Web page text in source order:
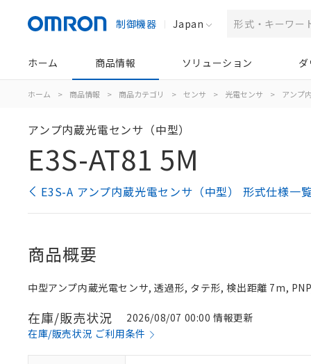
制御機器 Japan
ホーム 商品情報 ソリューション
ホーム > 商品情報 > 商品カテゴリ > センサ > 光電センサ > アンプ
アンプ内蔵光電センサ（中型）
E3S-AT81 5M
E3S-A アンプ内蔵光電センサ（中型） 形式仕様一
商品概要
中型アンプ内蔵光電センサ, 透過形, タテ形, 検出距離 7m,
在庫/販売状況
2026/08/07 00:00 情報更新
在庫/販売状況 ご利用条件